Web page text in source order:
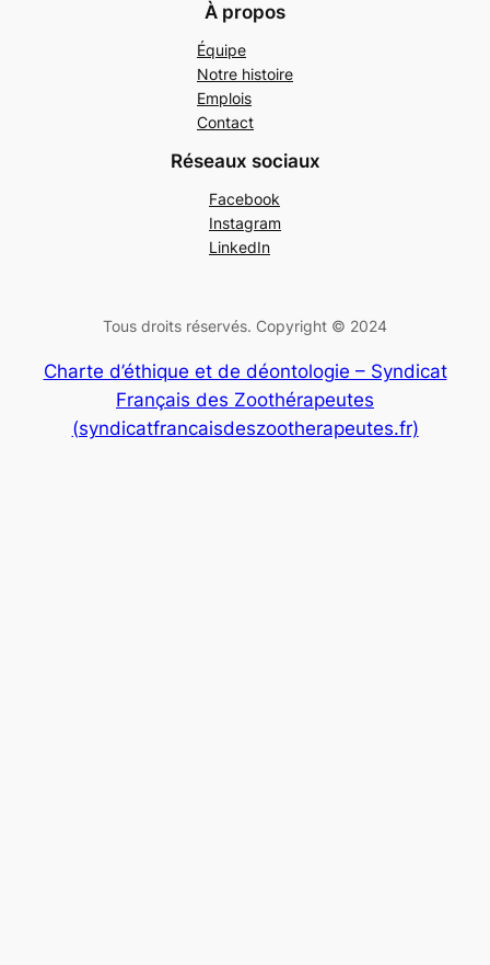
À propos
Équipe
Notre histoire
Emplois
Contact
Réseaux sociaux
Facebook
Instagram
LinkedIn
Tous droits réservés. Copyright © 2024
Charte d’éthique et de déontologie – Syndicat
Français des Zoothérapeutes
(syndicatfrancaisdeszootherapeutes.fr)